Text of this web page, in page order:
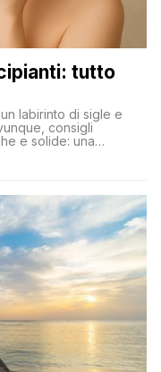
tutto
labirinto di sigle e
consigli
e solide: una
un’idratazione